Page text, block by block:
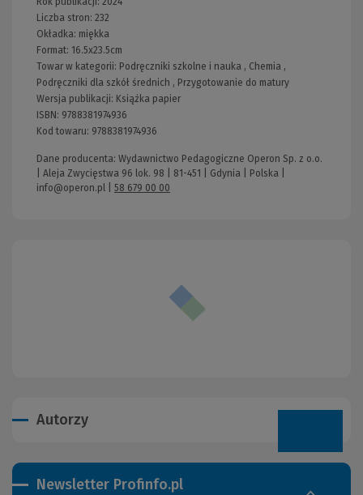
Liczba stron: 232
Okładka: miękka
Format: 16.5x23.5cm
Towar w kategorii: Podręczniki szkolne i nauka , Chemia ,
Podręczniki dla szkół średnich , Przygotowanie do matury
Wersja publikacji: Książka papier
ISBN: 9788381974936
Kod towaru: 9788381974936
Dane producenta: Wydawnictwo Pedagogiczne Operon Sp. z o.o.
| Aleja Zwycięstwa 96 lok. 98 | 81-451 | Gdynia | Polska |
info@operon.pl
58 679 00 00
Autorzy
Newsletter Profinfo.pl